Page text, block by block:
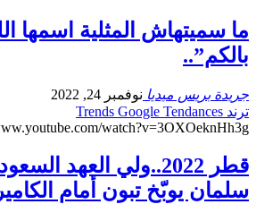
ما سميتهاش المثلية اسمها
بالكم”..
جريدة بريس ميديا نوفمبر 24, 2022
ترند Trends Google Tendances
watch?v=3OXOeknHh3g
قطر 2022..ولي العهد
سلمان يوبّخ تبون أمام